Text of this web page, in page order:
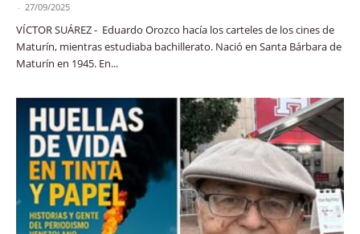
- 27/09/2025
VÍCTOR SUÁREZ - Eduardo Orozco hacía los carteles de los cines de
Maturín, mientras estudiaba bachillerato. Nació en Santa Bárbara de
Maturín en 1945. En...